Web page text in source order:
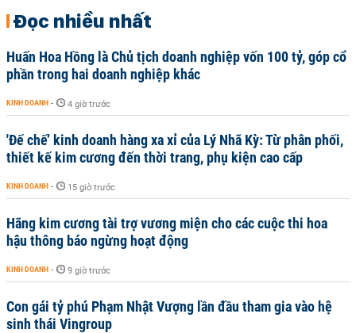
Đọc nhiều nhất
Huấn Hoa Hồng là Chủ tịch doanh nghiệp vốn 100 tỷ, góp cổ
phần trong hai doanh nghiệp khác
KINH DOANH - 4 giờ trước
'Đế chế’ kinh doanh hàng xa xỉ của Lý Nhã Kỳ: Từ phân phối,
thiết kế kim cương đến thời trang, phụ kiện cao cấp
KINH DOANH - 15 giờ trước
Hãng kim cương tài trợ vương miện cho các cuộc thi hoa
hậu thông báo ngừng hoạt động
KINH DOANH - 9 giờ trước
Con gái tỷ phú Phạm Nhật Vượng lần đầu tham gia vào hệ
sinh thái Vingroup